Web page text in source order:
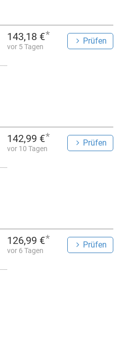
143,18 €*
vor 5 Tagen
Prüfen
142,99 €*
vor 10 Tagen
Prüfen
126,99 €*
vor 6 Tagen
Prüfen